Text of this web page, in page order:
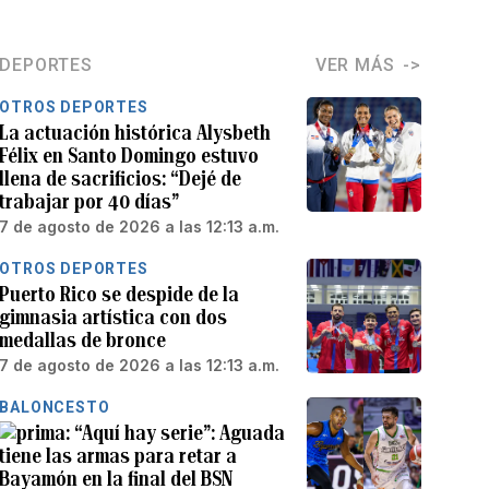
DEPORTES VER MÁS
OTROS DEPORTES
La actuación histórica Alysbeth
Félix en Santo Domingo estuvo
llena de sacrificios: “Dejé de
trabajar por 40 días”
7 de agosto de 2026 a las 12:13 a.m.
OTROS DEPORTES
Puerto Rico se despide de la
gimnasia artística con dos
medallas de bronce
7 de agosto de 2026 a las 12:13 a.m.
BALONCESTO
“Aquí hay serie”: Aguada
tiene las armas para retar a
Bayamón en la final del BSN